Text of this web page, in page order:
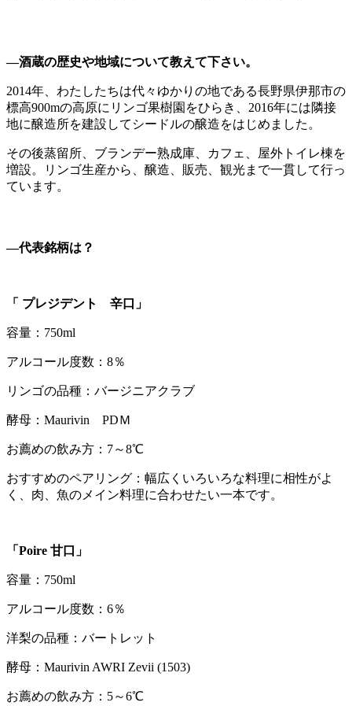
―酒蔵の歴史や地域について教えて下さい。
2014年、わたしたちは代々ゆかりの地である長野県伊那市の
標高900mの高原にリンゴ果樹園をひらき、2016年には隣接
地に醸造所を建設してシードルの醸造をはじめました。
その後蒸留所、ブランデー熟成庫、カフェ、屋外トイレ棟を
増設。リンゴ生産から、醸造、販売、観光まで一貫して行っ
ています。
―代表銘柄は？
「 プレジデント 辛口」
容量：750ml
アルコール度数：8％
リンゴの品種：バージニアクラブ
酵母：Maurivin PDＭ
お薦めの飲み方：7～8℃
おすすめのペアリング：幅広くいろいろな料理に相性がよ
く、肉、魚のメイン料理に合わせたい一本です。
「 Poire 甘口 」
容量：750ml
アルコール度数：6％
洋梨の品種：バートレット
酵母：Maurivin AWRI Zevii (1503)
お薦めの飲み方：5～6℃